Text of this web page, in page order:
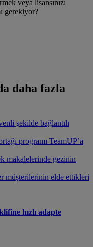
veya lisansınızı
gerekiyor?
daha fazla
şekilde bağlantılı
programı TeamUP’a
makalelerinde gezinin
müşterilerinin elde ettikleri
hızlı adapte